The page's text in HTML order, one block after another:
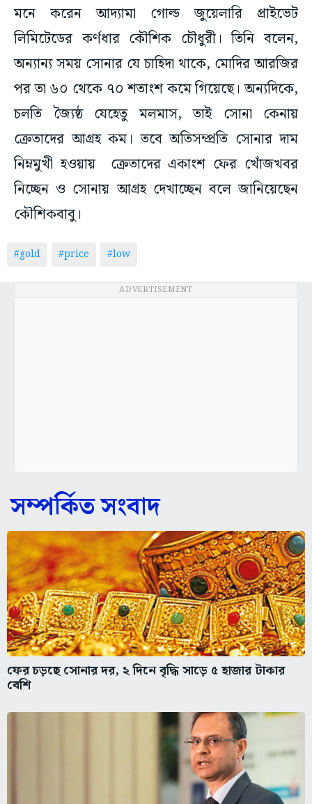
মনে করেন আদ্যামা গোল্ড জুয়েলারি প্রাইভেট
লিমিটেডের কর্ণধার কৌশিক চৌধুরী। তিনি বলেন,
অন্যান্য সময় সোনার যে চাহিদা থাকে, মোদির আরজির
পর তা ৬০ থেকে ৭০ শতাংশ কমে গিয়েছে। অন্যদিকে,
চলতি জ্যৈষ্ঠ যেহেতু মলমাস, তাই সোনা কেনায়
ক্রেতাদের আগ্রহ কম। তবে অতিসম্প্রতি সোনার দাম
নিম্নমুখী হওয়ায় ক্রেতাদের একাংশ ফের খোঁজখবর
নিচ্ছেন ও সোনায় আগ্রহ দেখাচ্ছেন বলে জানিয়েছেন
কৌশিকবাবু।
#gold #price #low
ADVERTISEMENT
সম্পর্কিত সংবাদ
ফের চড়ছে সোনার দর, ২ দিনে বৃদ্ধি সাড়ে ৫ হাজার টাকার
বেশি